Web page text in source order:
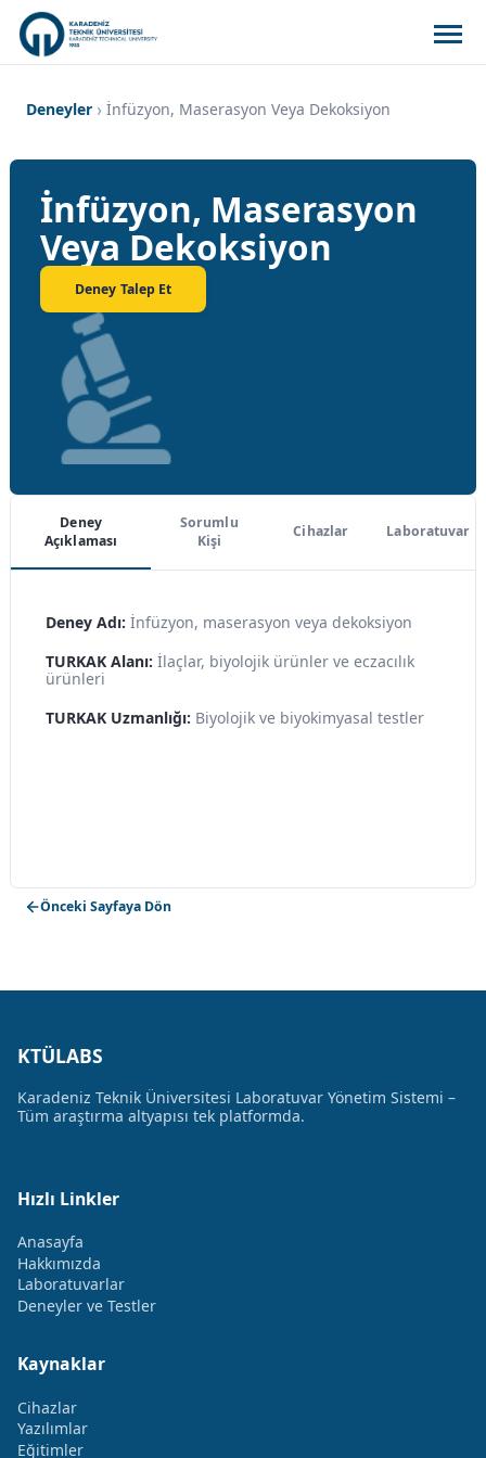
Deneyler İnfüzyon, Maserasyon Veya Dekoksiyon
İnfüzyon, Maserasyon
Veya Dekoksiyon
Deney Talep Et
Deney
Açıklaması
Sorumlu
Kişi
Cihazlar Laboratuvar
Deney Adı: İnfüzyon, maserasyon veya dekoksiyon
TURKAK Alanı: İlaçlar, biyolojik ürünler ve eczacılık
ürünleri
TURKAK Uzmanlığı: Biyolojik ve biyokimyasal testler
Önceki Sayfaya Dön
KTÜLABS
Karadeniz Teknik Üniversitesi Laboratuvar Yönetim Sistemi –
Tüm araştırma altyapısı tek platformda.
Hızlı Linkler
Anasayfa
Hakkımızda
Laboratuvarlar
Deneyler ve Testler
Kaynaklar
Cihazlar
Yazılımlar
Eğitimler